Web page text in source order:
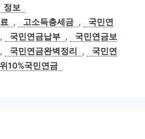
카정보
, 고소득층세금 ,
국민연
, 국민연금납부 ,
국민연금보
, 국민연금완벽정리 ,
국민연
10%국민연금